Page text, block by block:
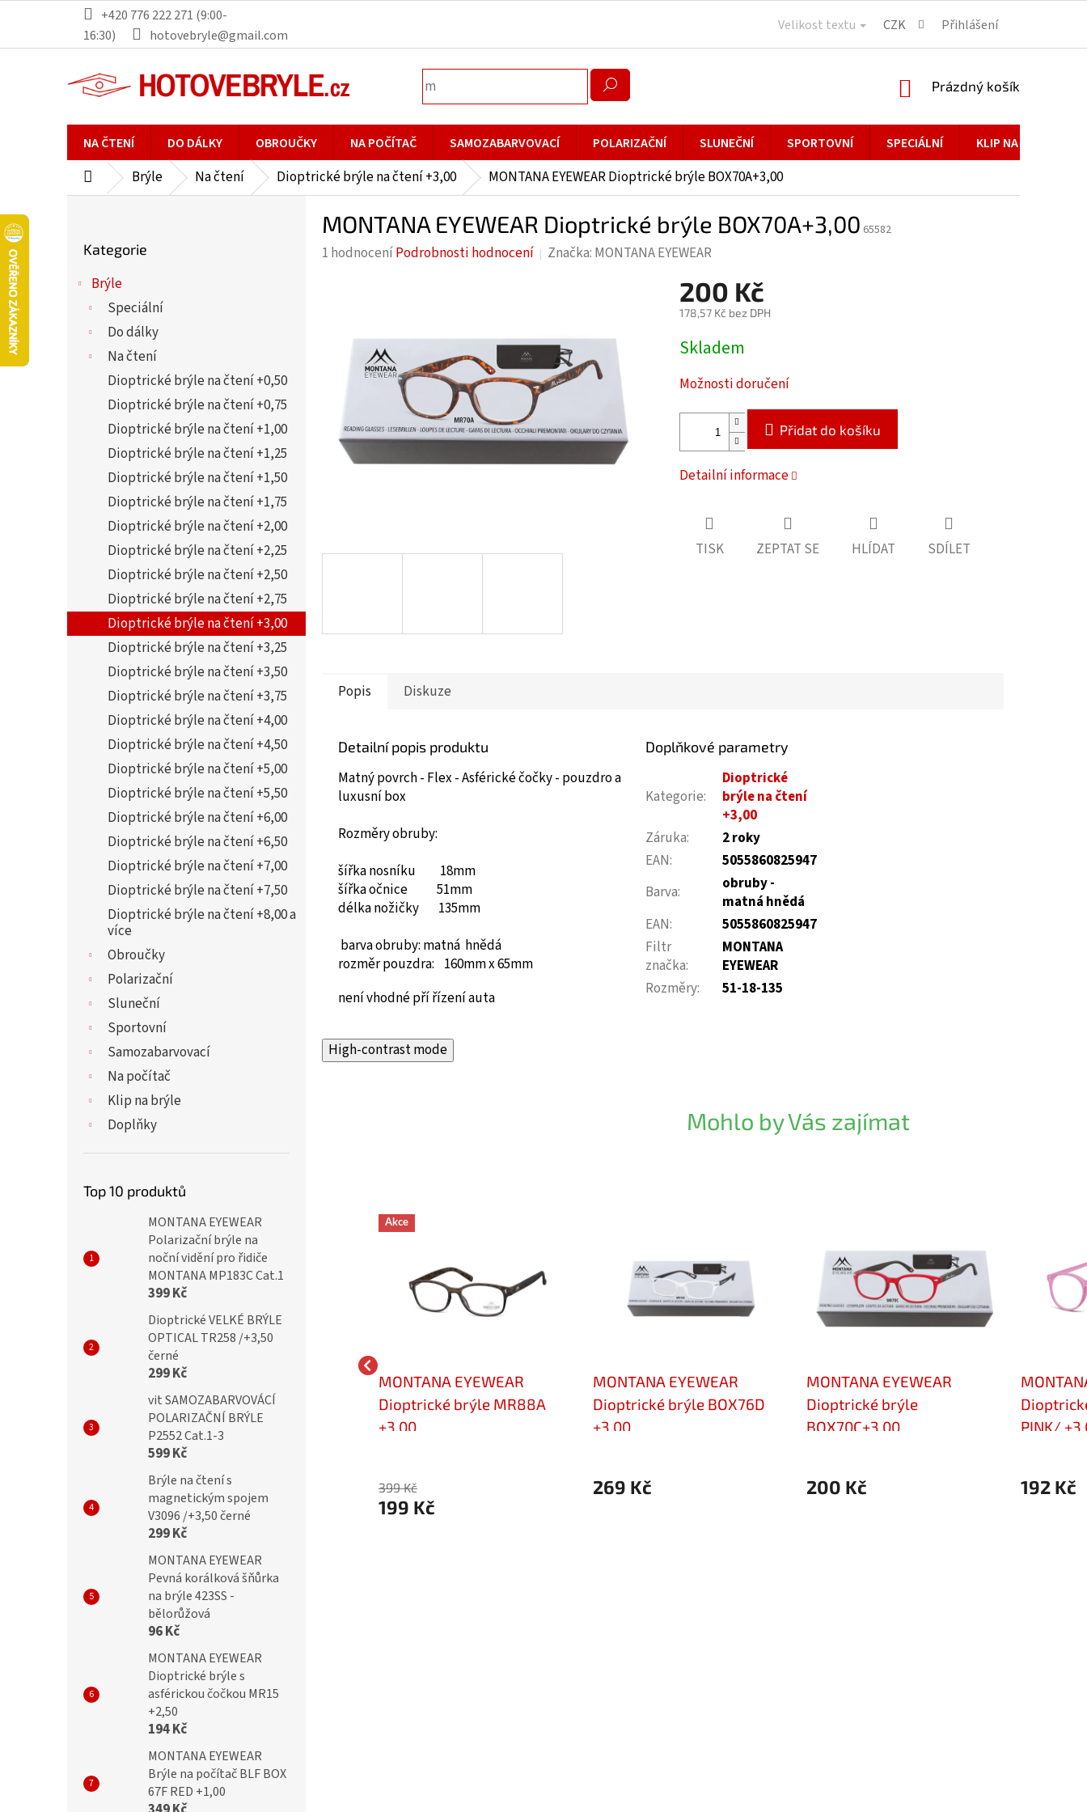
obsah
+420 776 222 271 (9:00-
16:30)
hotovebryle@gmail.com
Velikost textu CZK Přihlášení
NÁKUPNÍ
Prázdný košík
NA ČTENÍ DO DÁLKY OBROUČKY NA POČÍTAČ SAMOZABARVOVACÍ POLARIZAČNÍ SLUNEČNÍ SPORTOVNÍ SPECIÁLNÍ KLIP NA BRÝLE
DomůBrýle Na čtení Dioptrické brýle na čtení +3,00 MONTANA EYEWEAR Dioptrické brýle BOX70A+3,00
kategorie
Kategorie
Brýle
Speciální
Do dálky
Na čtení
Dioptrické brýle na čtení +0,50
Dioptrické brýle na čtení +0,75
Dioptrické brýle na čtení +1,00
Dioptrické brýle na čtení +1,25
Dioptrické brýle na čtení +1,50
Dioptrické brýle na čtení +1,75
Dioptrické brýle na čtení +2,00
Dioptrické brýle na čtení +2,25
Dioptrické brýle na čtení +2,50
Dioptrické brýle na čtení +2,75
Dioptrické brýle na čtení +3,00
Dioptrické brýle na čtení +3,25
Dioptrické brýle na čtení +3,50
Dioptrické brýle na čtení +3,75
Dioptrické brýle na čtení +4,00
Dioptrické brýle na čtení +4,50
Dioptrické brýle na čtení +5,00
Dioptrické brýle na čtení +5,50
Dioptrické brýle na čtení +6,00
Dioptrické brýle na čtení +6,50
Dioptrické brýle na čtení +7,00
Dioptrické brýle na čtení +7,50
Dioptrické brýle na čtení +8,00 a
více
Obroučky
Polarizační
Sluneční
Sportovní
Samozabarvovací
Na počítač
Klip na brýle
Doplňky
Top 10 produktů
MONTANA EYEWEAR
Polarizační brýle na
noční vidění pro řidiče
MONTANA MP183C Cat.1
399 Kč
Dioptrické VELKÉ BRÝLE
OPTICAL TR258 /+3,50
černé
299 Kč
vit SAMOZABARVOVÁCÍ
POLARIZAČNÍ BRÝLE
P2552 Cat.1-3
599 Kč
Brýle na čtení s
magnetickým spojem
V3096 /+3,50 černé
299 Kč
MONTANA EYEWEAR
Pevná korálková šňůrka
na brýle 423SS -
bělorůžová
96 Kč
MONTANA EYEWEAR
Dioptrické brýle s
asférickou čočkou MR15
+2,50
194 Kč
MONTANA EYEWEAR
Brýle na počítač BLF BOX
67F RED +1,00
MONTANA EYEWEAR Dioptrické brýle BOX70A+3,00 65582
Průměrné
hvězdiček.
1 hodnoceníPodrobnosti hodnocení Značka: MONTANA EYEWEAR
200 Kč
178,57 Kč bez DPH
Měrná
cena:
Skladem
Možnosti doručení
Přidat do košíku
Detailní informace
TISK ZEPTAT SE HLÍDAT SDÍLET
Popis Diskuze
Detailní popis produktu
Matný povrch - Flex - Asférické čočky - pouzdro a
luxusní box
Rozměry obruby:
šířka nosníku 18mm
šířka očnice 51mm
délka nožičky 135mm
barva obruby: matná hnědá
rozměr pouzdra: 160mm x 65mm
není vhodné pří řízení auta
Doplňkové parametry
Kategorie:
Dioptrické
brýle na čtení
+3,00
Záruka:
2 roky
EAN:
5055860825947
Barva:
obruby -
matná hnědá
EAN:
5055860825947
Filtr
značka:
MONTANA
EYEWEAR
Rozměry: 51-18-135
High-contrast mode
Mohlo by Vás zajímat
MONTANA EYEWEAR
SKLÁDACÍ dioptrické brýle
MR26 BLACK+3,00
399 Kč
299 Kč
Akce
MONTANA EYEWEAR
Dioptrické brýle MR88A
+3,00
399 Kč
199 Kč
MONTANA EYEWEAR
Dioptrické brýle BOX76D
+3,00
269 Kč
MONTANA EYEWEAR
Dioptrické brýle
BOX70C+3,00
200 Kč
PINK/
192 Kč